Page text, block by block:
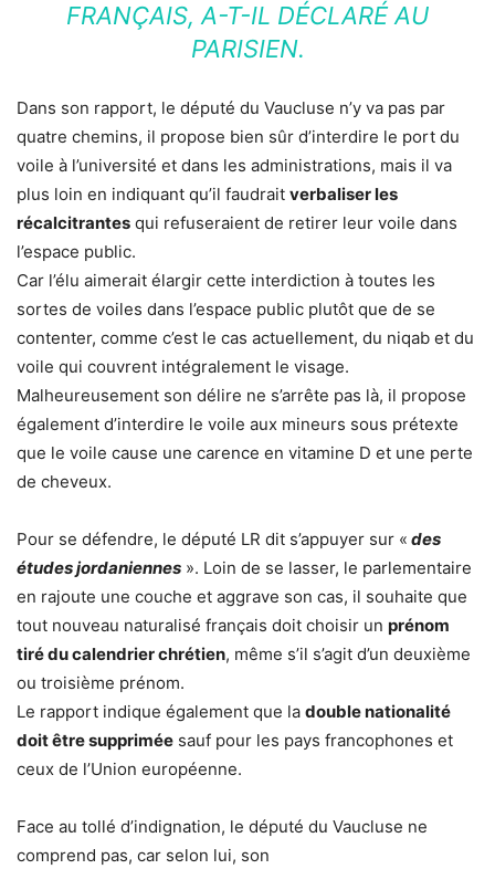
FRANÇAIS, A-T-IL DÉCLARÉ AU
PARISIEN.
Dans son rapport, le député du Vaucluse n’y va pas par
quatre chemins, il propose bien sûr d’interdire le port du
voile à l’université et dans les administrations, mais il va
plus loin en indiquant qu’il faudrait verbaliser les
récalcitrantes qui refuseraient de retirer leur voile dans
l’espace public.
Car l’élu aimerait élargir cette interdiction à toutes les
sortes de voiles dans l’espace public plutôt que de se
contenter, comme c’est le cas actuellement, du niqab et du
voile qui couvrent intégralement le visage.
Malheureusement son délire ne s’arrête pas là, il propose
également d’interdire le voile aux mineurs sous prétexte
que le voile cause une carence en vitamine D et une perte
de cheveux.
Pour se défendre, le député LR dit s’appuyer sur « des
études jordaniennes ». Loin de se lasser, le parlementaire
en rajoute une couche et aggrave son cas, il souhaite que
tout nouveau naturalisé français doit choisir un prénom
tiré du calendrier chrétien, même s’il s’agit d’un deuxième
ou troisième prénom.
Le rapport indique également que la double nationalité
doit être supprimée sauf pour les pays francophones et
ceux de l’Union européenne.
Face au tollé d’indignation, le député du Vaucluse ne
comprend pas, car selon lui, son